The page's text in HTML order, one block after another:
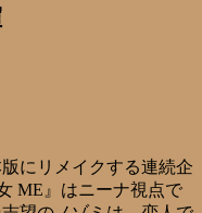
にリメイクする連続企
ME』はニーナ視点で